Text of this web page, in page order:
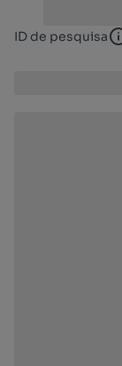
ID de pesquisa